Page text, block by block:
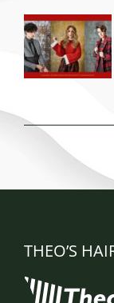
THEO’S